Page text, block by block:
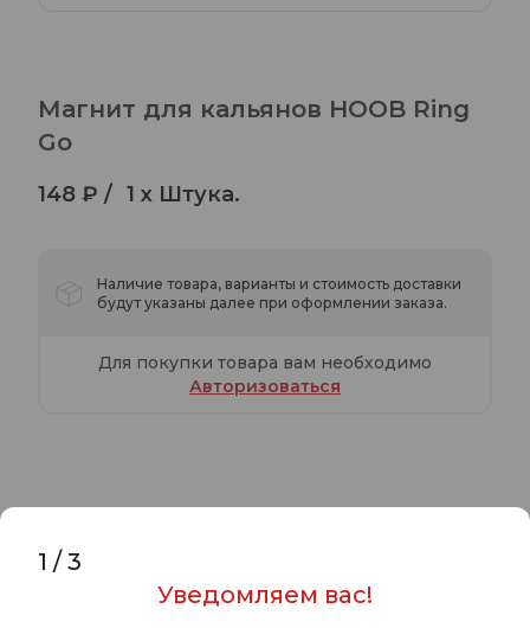
Магнит для кальянов HOOB Ring
Go
148 ₽ / 1 x Штука.
Наличие товара, варианты и стоимость доставки
будут указаны далее при оформлении заказа.
Для покупки товара вам необходимо
Авторизоваться
Магнит для кальянов HOOB Ring Go
1 /3
Уведомляем вас!